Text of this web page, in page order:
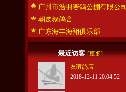
广州市浩羽赛鸽公棚有限公司
朝皮叔鸽舍
广东海丰海翔俱乐部
最近访客[更多]
友谊鸽店
2018-12-11 20:04:52